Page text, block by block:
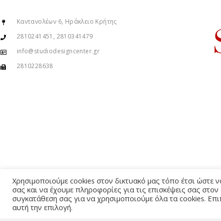
Καντανολέων 6, Ηράκλειο Κρήτης
2810241451, 2810341479
info@studiodesigncenter.gr
2810228638
Χρησιμοποιούμε cookies στον δικτυακό μας τόπο έτσι
σας και να έχουμε πληροφορίες για τις επισκέψεις σας
συγκατάθεση σας για να χρησιμοποιούμε όλα τα cookies.
αυτή την επιλογή.